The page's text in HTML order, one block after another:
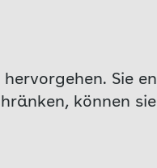
Sie
können